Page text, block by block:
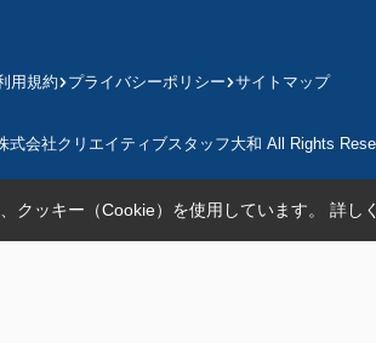
用規約 プライバシーポリシー サイトマップ
式会社クリエイティブスタッフ大和 All Rights
クッキー（Cookie）を使用しています。 詳し